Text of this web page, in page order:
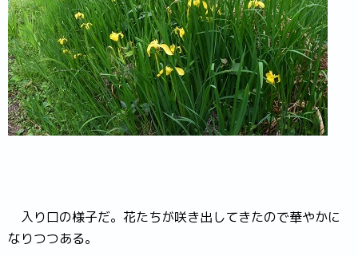
入り口の様子だ。花たちが咲き出してきたので華やかに
なりつつある。